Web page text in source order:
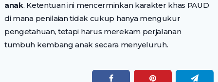
anak. Ketentuan ini mencerminkan karakter khas PAUD
di mana penilaian tidak cukup hanya mengukur
pengetahuan, tetapi harus merekam perjalanan
tumbuh kembang anak secara menyeluruh.